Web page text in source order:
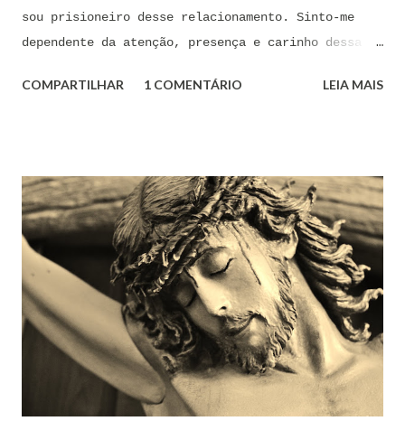
sou prisioneiro desse relacionamento. Sinto-me
dependente da atenção, presença e carinho dessa
para me libertar da influência dessas tentações. A
tentação me venceu. E confesso a minha culpa por
ter cedido às suas insinuações me deixando
envolver. Mas, neste momento, eu me agarro com
todas as minhas forças ao poder de Tua Santa Cruz.
Jesus, eu suplico que o Senhor ordene a todas as
forças espirituais malignas que me amarram e
atormentam por meio desses sentimentos para que se
afastem de mim juntamente com todas as suas
tentações. Senhor Jesus, a partir de agora eu não
COMPARTILHAR 1 COMENTÁRIO LEIA MAIS